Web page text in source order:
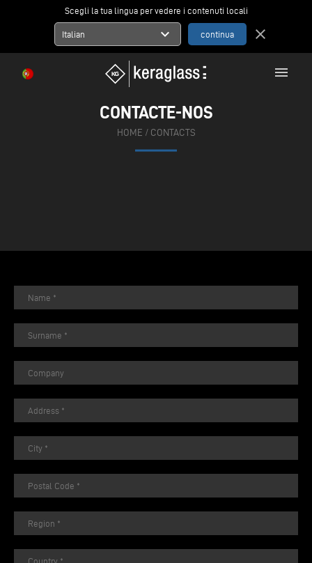
Scegli la tua lingua per vedere i contenuti locali
Italian expand_more close
menu
CONTACTE-NOS
HOME / CONTACTS